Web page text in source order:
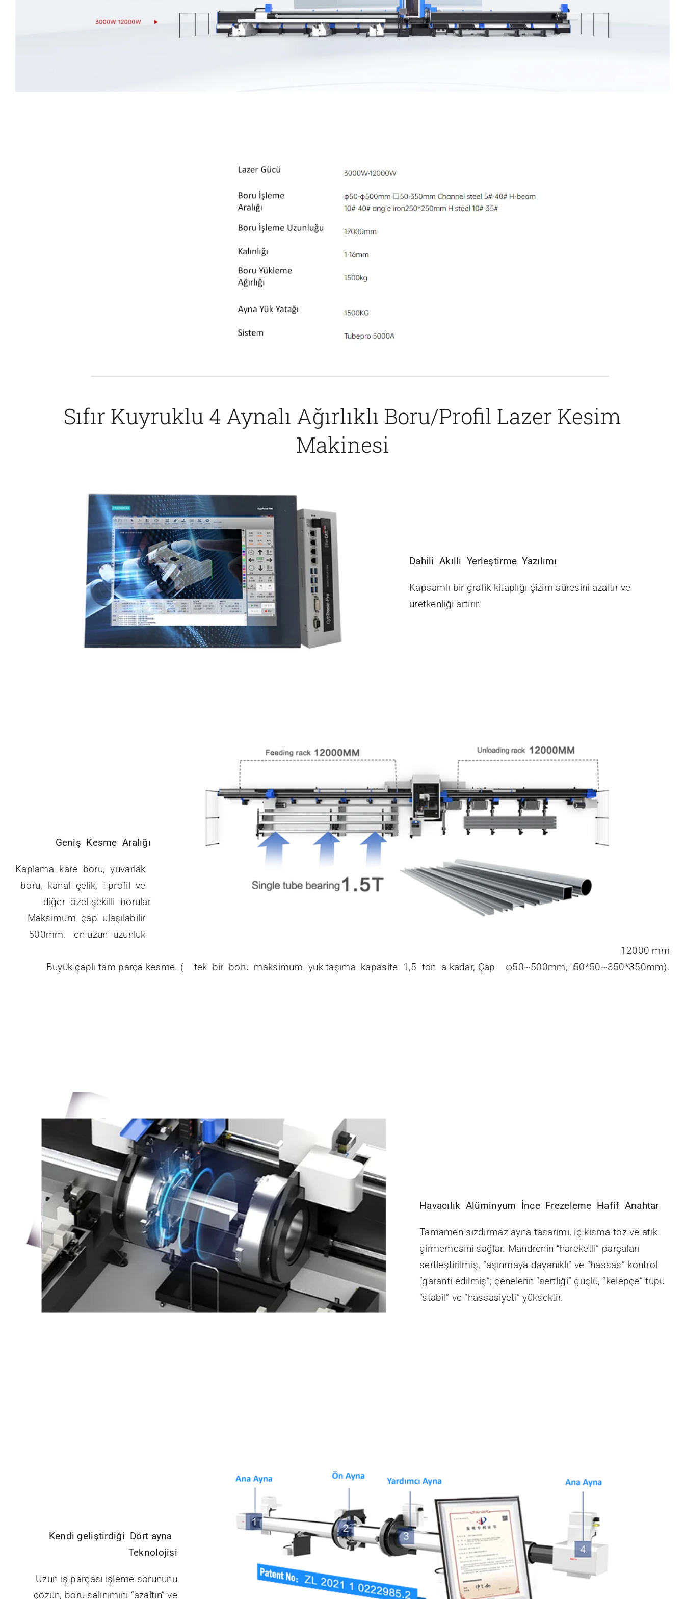
Sıfır Kuyruklu 4 Aynalı Ağırlıklı Boru/Profil Lazer Kesim
Makinesi
Dahili Akıllı Yerleştirme Yazılımı
Kapsamlı bir grafik kitaplığı çizim süresini azaltır ve
üretkenliği artırır.
Geniş Kesme Aralığı
Kaplama kare boru, yuvarlak
boru, kanal çelik, I-profil ve
diğer özel şekilli borular
Maksimum çap ulaşılabilir
500mm. en uzun uzunluk
12000 mm
Büyük çaplı tam parça kesme. ( tek bir boru maksimum yük taşıma kapasite 1,5 ton a kadar, Çap φ50~500mm,□50*50~350*350mm).
Havacılık Alüminyum İnce Frezeleme Hafif Anahtar
Tamamen sızdırmaz ayna tasarımı, iç kısma toz ve atık
girmemesini sağlar. Mandrenin “hareketli” parçaları
sertleştirilmiş, “aşınmaya dayanıklı” ve “hassas” kontrol
“garanti edilmiş”; çenelerin “sertliği” güçlü, “kelepçe” tüpü
“stabil” ve “hassasiyeti” yüksektir.
Kendi geliştirdiği Dört ayna
Teknolojisi
Uzun iş parçası işleme sorununu
çözün, boru salınımını “azaltın” ve